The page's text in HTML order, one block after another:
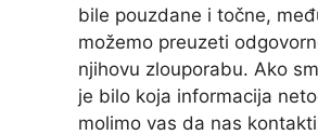
bile pouzdane i točne,
možemo preuzeti
njihovu zlouporabu. Ako
je bilo koja informacija
molimo vas da nas